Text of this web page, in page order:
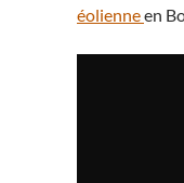
éolienneen